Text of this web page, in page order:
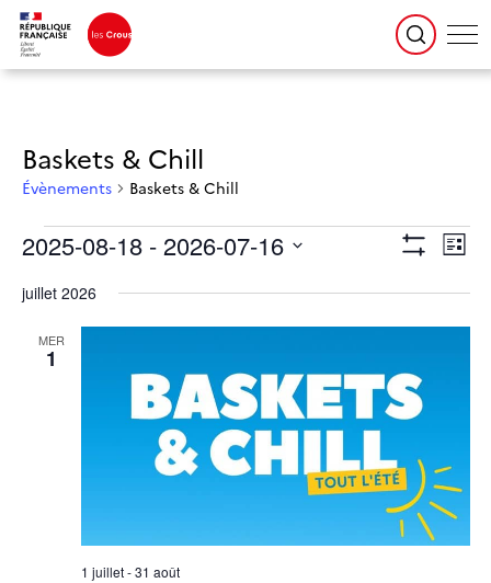
Baskets & Chill
Évènements Baskets & Chill
Évènements Navigation
par
consultations
Filtres
de
vues
Liste
2025-08-18 - 2026-07-16
date.
juillet 2026
MER
1
1 juillet-31 août